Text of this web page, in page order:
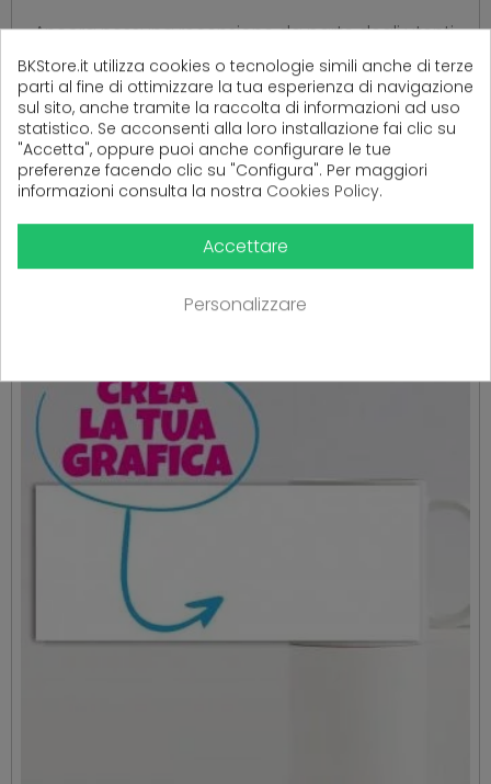
Ancora nessuna recensione da parte degli utenti.
PRODOTTI CORRELATI
( 16 altri prodotti nella stessa categoria )
BKStore.it utilizza cookies o tecnologie simili anche di terze
parti al fine di ottimizzare la tua esperienza di navigazione
sul sito, anche tramite la raccolta di informazioni ad uso
statistico. Se acconsenti alla loro installazione fai clic su
"Accetta", oppure puoi anche configurare le tue
preferenze facendo clic su "Configura". Per maggiori
informazioni consulta la nostra Cookies Policy.
Accettare
Personalizzare